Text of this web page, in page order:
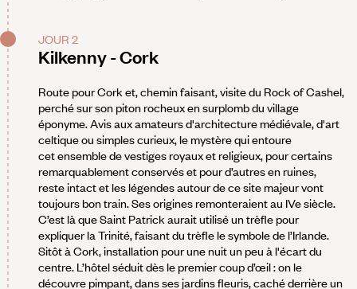
JOUR 2
Kilkenny - Cork
Route pour Cork et, chemin faisant, visite du Rock of Cashel,
perché sur son piton rocheux en surplomb du village
éponyme. Avis aux amateurs d'architecture médiévale, d'art
celtique ou simples curieux, le mystère qui entoure
cet ensemble de vestiges royaux et religieux, pour certains
remarquablement conservés et pour d’autres en ruines,
reste intact et les légendes autour de ce site majeur vont
toujours bon train. Ses origines remonteraient au IVe siècle.
C’est là que Saint Patrick aurait utilisé un trèfle pour
expliquer la Trinité, faisant du trèfle le symbole de l’Irlande.
Sitôt à Cork, installation pour une nuit un peu à l'écart du
centre. L’hôtel séduit dès le premier coup d’œil : on le
découvre pimpant, dans ses jardins fleuris, caché derrière un